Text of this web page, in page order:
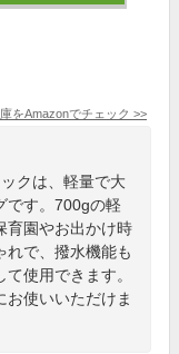
をAmazonでチェック >>
クは、軽量で大
です。700gの軽
育園やお出かけ時
れで、撥水機能も
使用できます。
使いいただけま